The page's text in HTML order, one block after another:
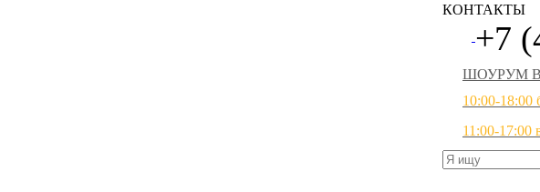
КОНТАКТЫ
+7
ШОУРУМ
10:00-18:00
11:00-17:00